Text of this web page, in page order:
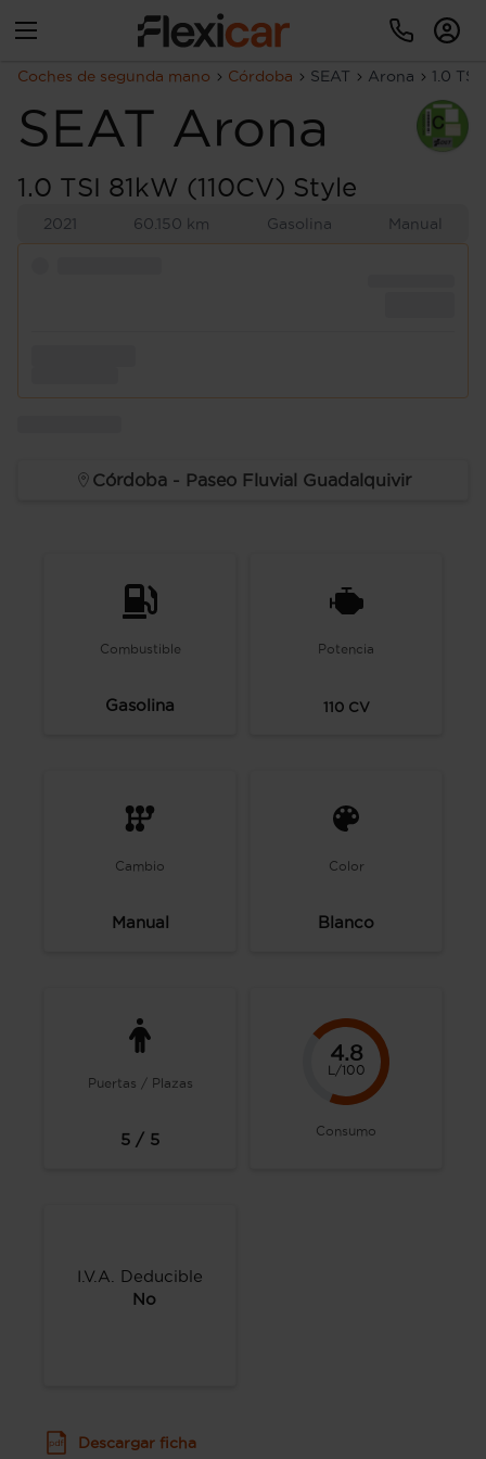
Coches de segunda mano Córdoba SEAT Arona 1.0
SEAT Arona
1.0 TSI 81kW (110CV) Style
2021 60.150 km Gasolina Manual
Córdoba - Paseo Fluvial Guadalquivir
Combustible
Gasolina
Potencia
110CV
Cambio
Manual
Color
Blanco
Puertas / Plazas
5 / 5
4.8
L/100
Consumo
I.V.A. Deducible
No
Descargar ficha